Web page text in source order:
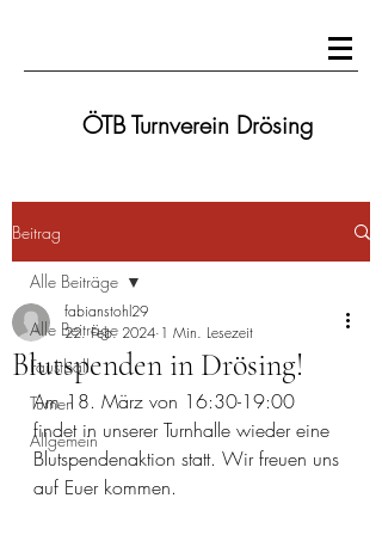
ÖTB Turnverein Drösing
Beitrag
Alle Beiträge
Faustball
Turnen
Allgemein
Alle Beiträge
Blutspenden in Drösing!
fabianstohl29
22. Feb. 2024 1 Min. Lesezeit
Am 18. März von 16:30-19:00
findet in unserer Turnhalle wieder eine
Blutspendenaktion statt. Wir freuen uns
auf Euer kommen.